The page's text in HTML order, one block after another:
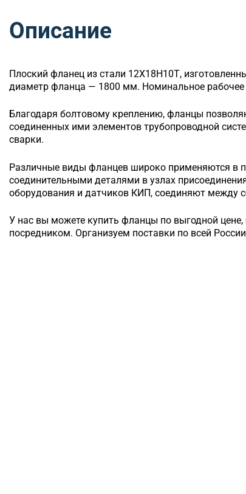
Описание
Плоский фланец из стали 12Х18Н10Т,
диаметр фланца — 1800 мм. Номинальное рабочее
Благодаря болтовому креплению, фланцы
соединенных ими элементов трубопроводной
сварки.
Различные виды фланцев широко применяются в
соединительными деталями в узлах
оборудования и датчиков КИП, соединяют между
У нас вы можете купить фланцы по выгодной
посредником. Организуем поставки по всей